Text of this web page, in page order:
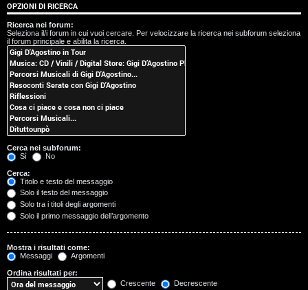
i
s
e
n
z
a
r
i
s
p
o
s
OPZIONI DI RICERCA
Ricerca nei forum:
Seleziona il/i forum in cui vuoi cercare. Per velocizzare la ricerca nei subforum seleziona
il forum principale e abilita la ricerca.
Cerca nei subforum:
Sì
No
Cerca:
Titolo e testo del messaggio
Solo il testo del messaggio
Solo tra i titoli degli argomenti
Solo il primo messaggio dell’argomento
Mostra i risultati come:
Messaggi
Argomenti
Ordina risultati per:
Crescente
Decrescente